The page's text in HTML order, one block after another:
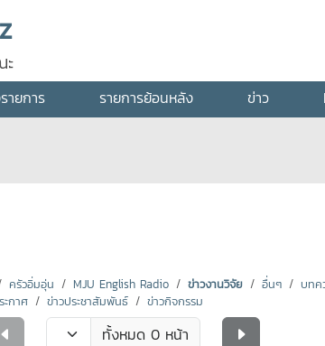
ายการ รายการย้อนหลัง ข่าว
ครัวอิ่มอุ่น MJU English Radio ข่าวงานวิจัย อื่นๆ บทค
ะกาศ ข่าวประชาสัมพันธ์ ข่าวกิจกรรม
ทั้งหมด 0 หน้า